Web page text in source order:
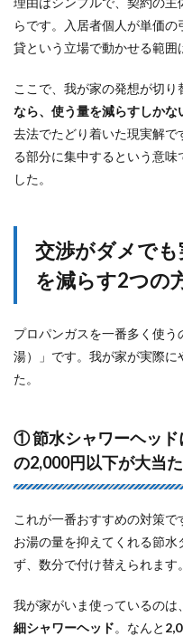
らです。入居者個人が単価
貸という立場で動かせる範囲
ここで、我が家の発想が切り
なら、使う量を減らすしかな
去法でたどり着いた現実解で
る部分に集中するという意
した。
交渉がダメで
を減らす2つの
プロパンガスを一番多く使
湯）」です。我が家が実際
た。
① 節水シャワーヘッド
の2,000円以下が大当た
これが一番おすすめの対策で
お湯の量を抑えてくれる節
ず、数分で付け替えられます。
我が家がいま使っているのは、
細シャワーヘッド。なんと